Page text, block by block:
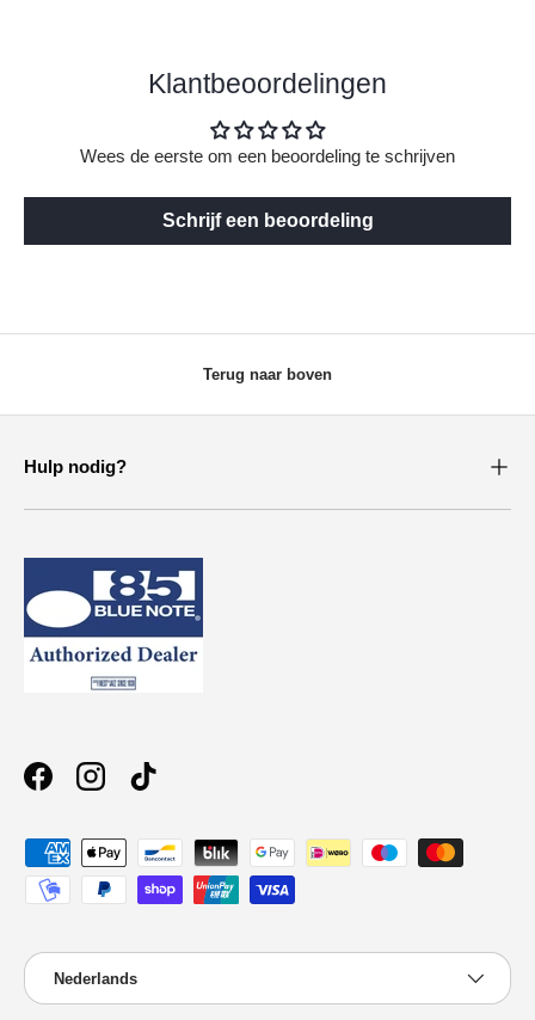
Klantbeoordelingen
Wees de eerste om een beoordeling te schrijven
Schrijf een beoordeling
Terug naar boven
Hulp nodig?
FacebookInstagramTikTok
Geaccepteerde betaalmethoden
Taal
Nederlands